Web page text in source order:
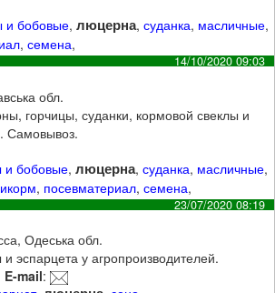
и бобовые,люцерна,суданка, масличные,
,семена,
14/10/2020 09:03
обл.
горчицы, суданки, кормовой свеклы и
Самовывоз.
и бобовые,люцерна,суданка, масличные,
, посевматериал,семена,
23/07/2020 08:19
Одеська обл.
эспарцета у агропроизводителей.
E-mail: